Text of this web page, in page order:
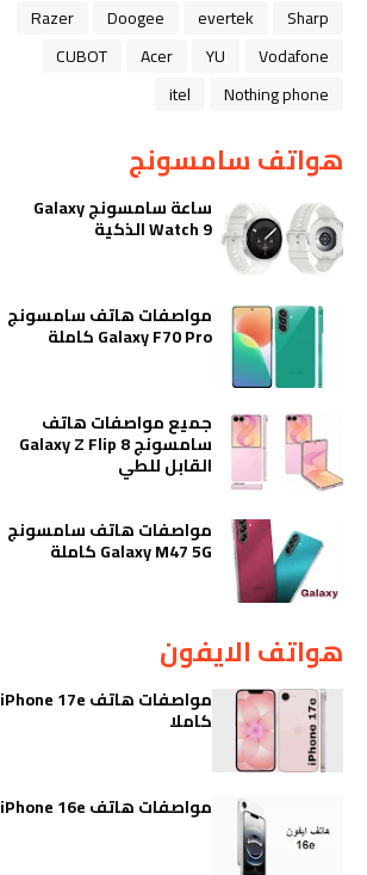
Sharp
evertek
Doogee
Razer
Vodafone
YU
Acer
CUBOT
Nothing phone
itel
هواتف سامسونج
ساعة سامسونج Galaxy
Watch 9 الذكية
مواصفات هاتف سامسونج
Galaxy F70 Pro كاملة
جميع مواصفات هاتف
سامسونج Galaxy Z Flip 8
القابل للطي
مواصفات هاتف سامسونج
Galaxy M47 5G كاملة
هواتف الايفون
مواصفات هاتف iPhone 17e
كاملا
مواصفات هاتف iPhone 16e